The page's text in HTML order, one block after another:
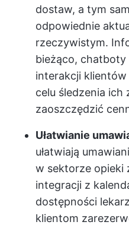
dostaw, a tym
odpowiednie
rzeczywistym.
bieżąco,
interakcji
celu śledzenia ich
zaoszczędzić
Ułatwianie
ułatwiają
w sektorze opieki
integracji z
dostępności
klientom